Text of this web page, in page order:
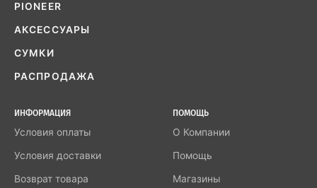
PIONEER
АКСЕССУАРЫ
СУМКИ
РАСПРОДАЖА
ИНФОРМАЦИЯ
Условия оплаты
Условия доставки
Возврат товара
ПОМОЩЬ
О Компании
Помощь
Магазины